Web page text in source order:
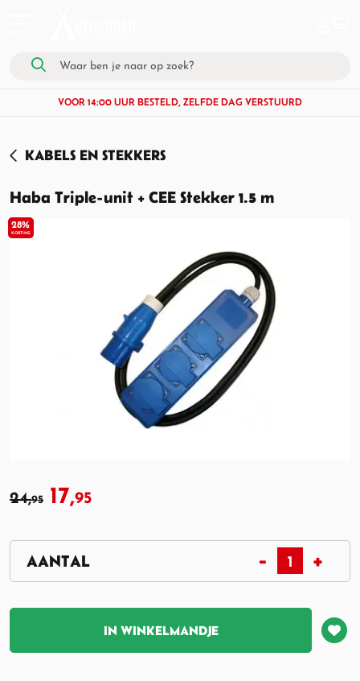
VOOR 14:00 UUR BESTELD, ZELFDE DAG VERSTUURD
KABELS EN STEKKERS
28%
KORTING
Haba Triple-unit + CEE Stekker 1.5 m
24,95 17,95
IN WINKELMANDJE